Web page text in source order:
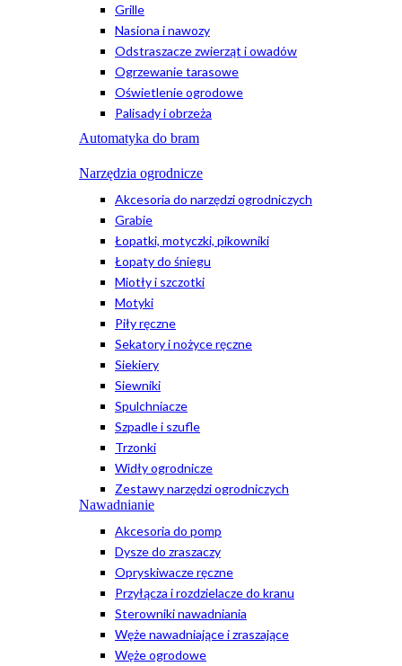
Grille
Nasiona i nawozy
Odstraszacze zwierząt i owadów
Ogrzewanie tarasowe
Oświetlenie ogrodowe
Palisady i obrzeża
Automatyka do bram
Narzędzia ogrodnicze
Akcesoria do narzędzi ogrodniczych
Grabie
Łopatki, motyczki, pikowniki
Łopaty do śniegu
Miotły i szczotki
Motyki
Piły ręczne
Sekatory i nożyce ręczne
Siekiery
Siewniki
Spulchniacze
Szpadle i szufle
Trzonki
Widły ogrodnicze
Zestawy narzędzi ogrodniczych
Nawadnianie
Akcesoria do pomp
Dysze do zraszaczy
Opryskiwacze ręczne
Przyłącza i rozdzielacze do kranu
Sterowniki nawadniania
Węże nawadniające i zraszające
Węże ogrodowe